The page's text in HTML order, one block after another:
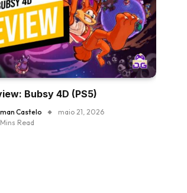
Bubsy 4D (PS5)
Castelo
maio 21, 2026
Read